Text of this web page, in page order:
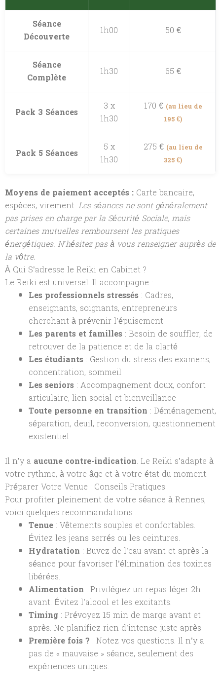
Séance
Découverte
1h00 50 €
Séance
Complète
1h30 65 €
Pack 3 Séances
3 x
1h30
170 € (au lieu de
195 €)
Pack 5 Séances
5 x
1h30
275 € (au lieu de
325 €)
Moyens de paiement acceptés : Carte bancaire,
espèces, virement. Les séances ne sont généralement
pas prises en charge par la Sécurité Sociale, mais
certaines mutuelles remboursent les pratiques
énergétiques. N’hésitez pas à vous renseigner auprès de
la vôtre.
À Qui S’adresse le Reiki en Cabinet ?
Le Reiki est universel. Il accompagne :
Les professionnels stressés : Cadres,
enseignants, soignants, entrepreneurs
cherchant à prévenir l’épuisement
Les parents et familles : Besoin de souffler, de
retrouver de la patience et de la clarté
Les étudiants : Gestion du stress des examens,
concentration, sommeil
Les seniors : Accompagnement doux, confort
articulaire, lien social et bienveillance
Toute personne en transition : Déménagement,
séparation, deuil, reconversion, questionnement
existentiel
Il n’y a aucune contre-indication. Le Reiki s’adapte à
votre rythme, à votre âge et à votre état du moment.
Préparer Votre Venue : Conseils Pratiques
Pour profiter pleinement de votre séance à Rennes,
voici quelques recommandations :
Tenue : Vêtements souples et confortables.
Évitez les jeans serrés ou les ceintures.
Hydratation : Buvez de l’eau avant et après la
séance pour favoriser l’élimination des toxines
libérées.
Alimentation : Privilégiez un repas léger 2h
avant. Évitez l’alcool et les excitants.
Timing : Prévoyez 15 min de marge avant et
après. Ne planifiez rien d’intense juste après.
Première fois ? : Notez vos questions. Il n’y a
pas de « mauvaise » séance, seulement des
expériences uniques.